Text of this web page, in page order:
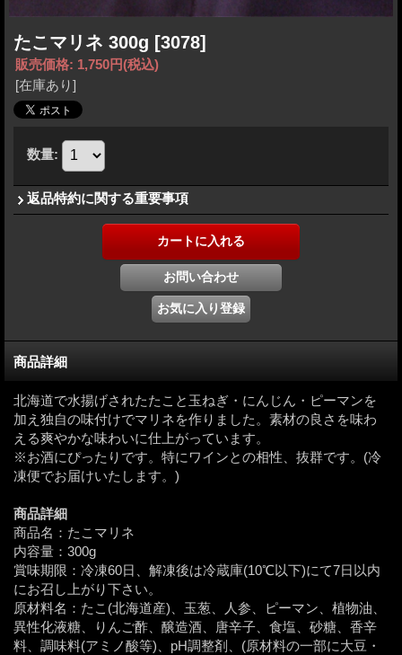
たこマリネ 300g [3078]
販売価格: 1,750円(税込)
[在庫あり]
数量:
返品特約に関する重要事項
商品詳細
北海道で水揚げされたたこと玉ねぎ・にんじん・ピーマンを
加え独自の味付けでマリネを作りました。素材の良さを味わ
える爽やかな味わいに仕上がっています。
※お酒にぴったりです。特にワインとの相性、抜群です。(冷
凍便でお届けいたします。)
商品詳細
商品名：たこマリネ
内容量：300g
賞味期限：冷凍60日、解凍後は冷蔵庫(10℃以下)にて7日以内
にお召し上がり下さい。
原材料名：たこ(北海道産)、玉葱、人参、ピーマン、植物油、
異性化液糖、りんご酢、醸造酒、唐辛子、食塩、砂糖、香辛
料、調味料(アミノ酸等)、pH調整剤、(原材料の一部に大豆・